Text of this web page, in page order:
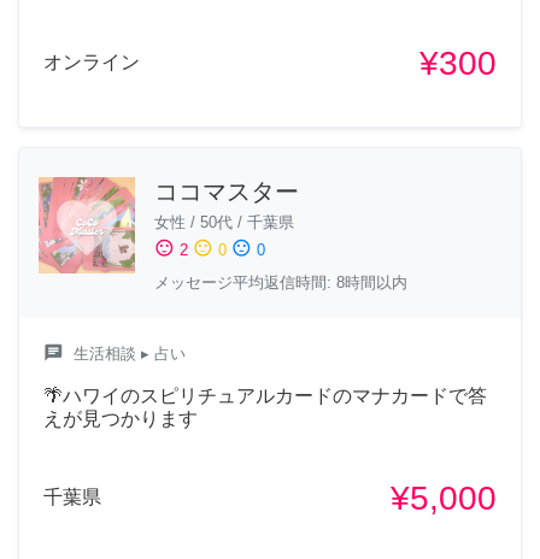
オンライン ¥300
ココマスター
女性 / 50代 / 千葉県
sentiment_satisfied 2 sentiment_neutral 0 sentiment_dissatisfied 0
メッセージ平均返信時間: 8時間以内
chat 生活相談 ▸ 占い
🌴ハワイのスピリチュアルカードのマナカードで答
えが見つかります
千葉県 ¥5,000